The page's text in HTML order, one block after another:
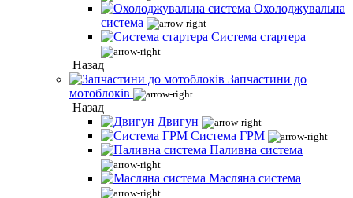
Охолоджувальна
система
Система стартера
Назад
Запчастини до
мотоблоків
Назад
Двигун
Система ГРМ
Паливна система
Масляна система